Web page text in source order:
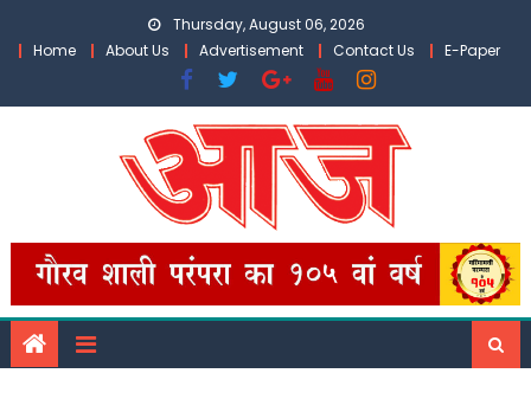
Thursday, August 06, 2026
Home
About Us Advertisement Contact Us E-Paper